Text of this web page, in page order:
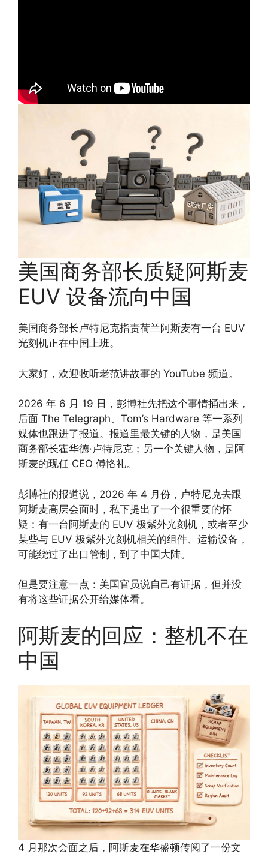
美国商务部长质疑阿斯麦
EUV 设备流向中国
美国商务部长卢特尼克指责荷兰阿斯麦有一台 EUV
光刻机正在中国上班。
大家好，欢迎收听老范讲故事的 YouTube 频道。
2026 年 6 月 19 日，彭博社先把这个事情捅出来，
后面 The Telegraph、Tom’s Hardware 等一系列
媒体也跟进了报道。报道里最关键的人物，是美国
商务部长霍华德·卢特尼克；另一个关键人物，是阿
斯麦的现任 CEO 傅恪礼。
彭博社的报道说，2026 年 4 月份，卢特尼克去跟
阿斯麦高层会面时，私下提出了一个很重要的怀
疑：有一台阿斯麦的 EUV 极紫外光刻机，或者至少
某些与 EUV 极紫外光刻机相关的组件、运输设备，
可能绕过了出口管制，到了中国大陆。
但是要注意一点：美国官员说自己有证据，但并没
有将这些证据公开给媒体看。
阿斯麦的回应：整机不在
中国
4 月那次会面之后，阿斯麦在华盛顿传阅了一份文